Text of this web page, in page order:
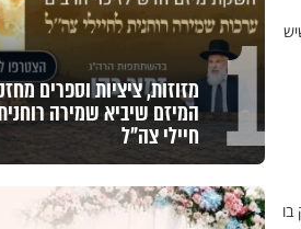
1 מזוזות, ציציות וספרים
המיזם שיביא שמירה
חיילי צה"ל